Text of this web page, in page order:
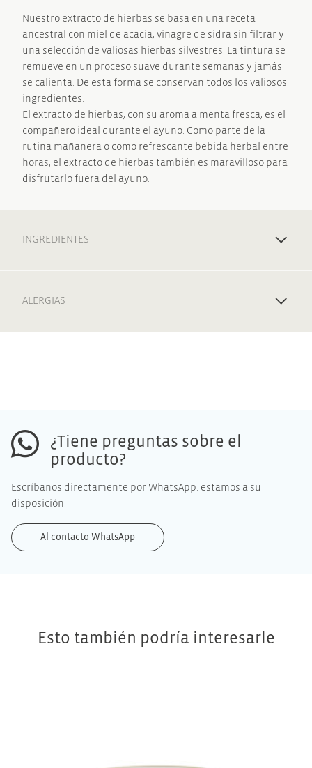
Nuestro extracto de hierbas se basa en una receta
ancestral con miel de acacia, vinagre de sidra sin filtrar y
una selección de valiosas hierbas silvestres. La tintura se
remueve en un proceso suave durante semanas y jamás
se calienta. De esta forma se conservan todos los valiosos
ingredientes.
El extracto de hierbas, con su aroma a menta fresca, es el
compañero ideal durante el ayuno. Como parte de la
rutina mañanera o como refrescante bebida herbal entre
horas, el extracto de hierbas también es maravilloso para
disfrutarlo fuera del ayuno.
INGREDIENTES
ALERGIAS
¿Tiene preguntas sobre el
producto?
Escríbanos directamente por WhatsApp: estamos a su
disposición.
Al contacto WhatsApp
Esto también podría interesarle